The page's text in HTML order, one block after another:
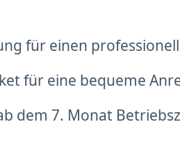
für einen
für eine bequeme
dem 7. Monat